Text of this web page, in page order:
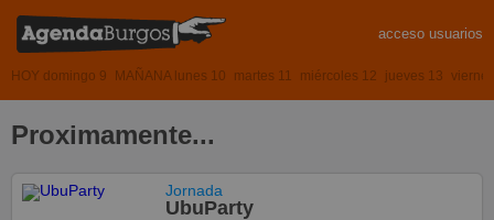
acceso usuarios
HOY domingo 9 MAÑANA lunes 10 martes 11 miércoles 12 jueves 13
Proximamente...
Jornada
UbuParty